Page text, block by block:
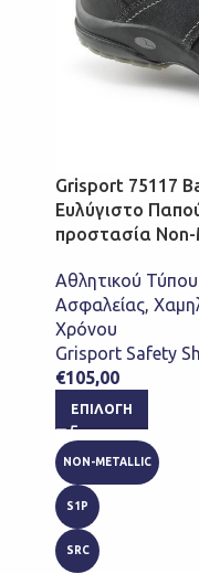
Grisport 75117
Ευλύγιστο
προστασία Non-
Αθλητικού
Ασφαλείας,
Χρόνου
Grisport Safety
€105,00
ΕΠΙΛΟΓΉ
NON-METALLIC
S1P
SRC